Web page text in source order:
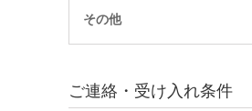
その他
ご連絡・受け入れ条件